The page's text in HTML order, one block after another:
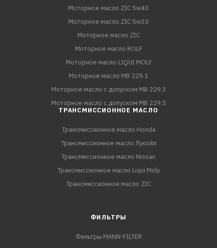
Моторное масло ZIC 5w40
Моторное масло ZIC 5w30
Моторное масло ZIC
Моторное масло ROLF
Моторное масло LIQUI MOLY
Моторное масло MB 229.1
Моторное масло с допуском MB 229.3
Моторное масло с допуском MB 229.5
ТРАНСМИССИОННОЕ МАСЛО
Трансмиссионное масло Honda
Трансмиссионное масло Лукойл
Трансмиссионное масло Nissan
Трансмиссионное масло Liqui Moly
Трансмиссионное масло ZIC
ФИЛЬТРЫ
Фильтры MANN-FILTER